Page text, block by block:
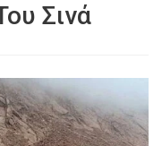
Σινά